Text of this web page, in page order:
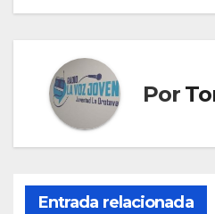
Por
Entrada relacionada